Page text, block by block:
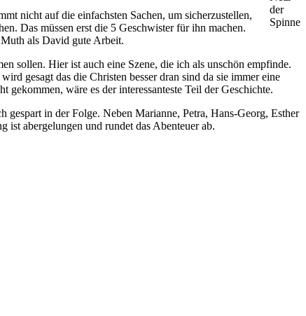
der
Spinne
nicht auf die einfachsten Sachen, um sicherzustellen,
Das müssen erst die 5 Geschwister für ihn machen.
als David gute Arbeit.
sollen. Hier ist auch eine Szene, die ich als unschön empfinde.
gesagt das die Christen besser dran sind da sie immer eine
wäre es der interessanteste Teil der Geschichte.
in der Folge. Neben Marianne, Petra, Hans-Georg, Esther
abergelungen und rundet das Abenteuer ab.